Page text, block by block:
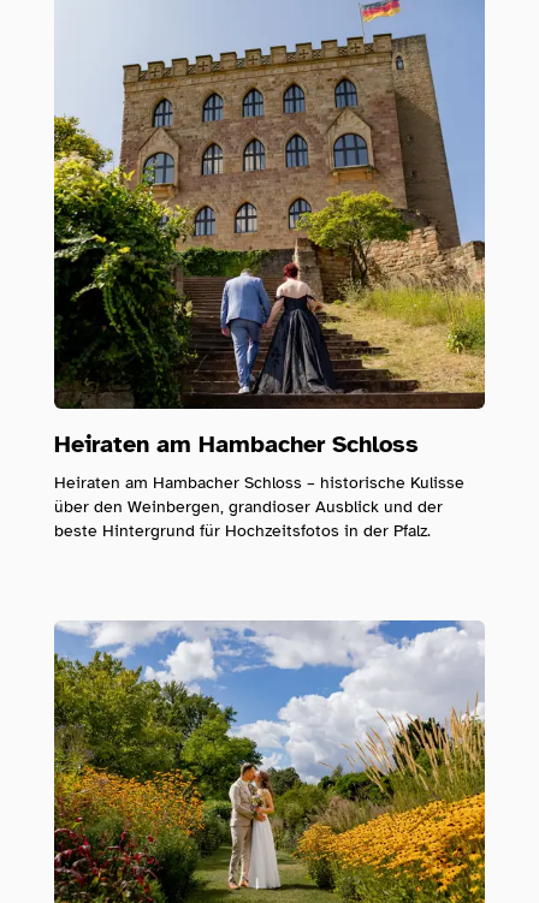
Heiraten am Hambacher Schloss
Heiraten am Hambacher Schloss – historische Kulisse
über den Weinbergen, grandioser Ausblick und der
beste Hintergrund für Hochzeitsfotos in der Pfalz.